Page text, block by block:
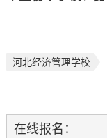
河北经济管理学校
在线报名：